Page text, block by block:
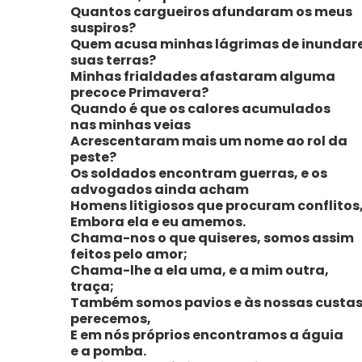
Quantos cargueiros afundaram os meus
suspiros?
Quem acusa minhas lágrimas de
suas terras?
Minhas frialdades afastaram alguma
precoce Primavera?
Quando é que os calores acumulados
nas minhas veias
Acrescentaram mais um nome ao rol da
peste?
Os soldados encontram guerras, e os
advogados ainda acham
Homens litigiosos que procuram conflitos,
Embora ela e eu amemos.
Chama-nos o que quiseres, somos assim
feitos pelo amor;
Chama-lhe a ela uma, e a mim outra,
traça;
Também somos pavios e às nossas custas
perecemos,
E em nós próprios encontramos a águia
e a pomba.